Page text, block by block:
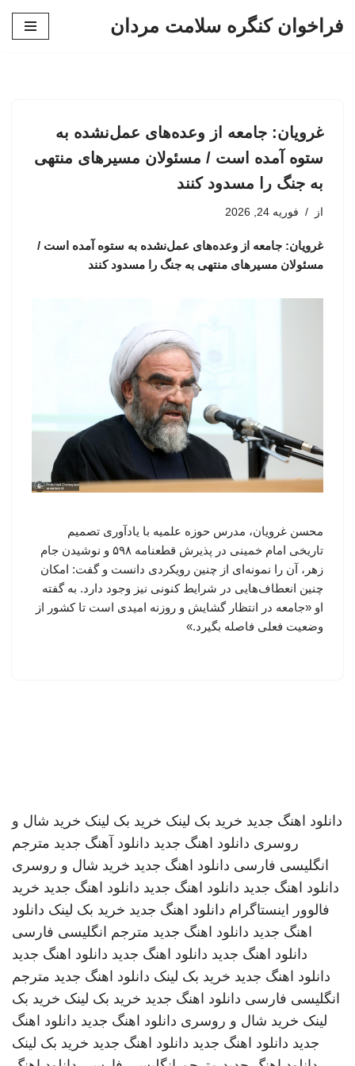
فراخوان کنگره سلامت مردان
غرویان: جامعه از وعده‌های عمل‌نشده به
ستوه آمده است / مسئولان مسیرهای منتهی
به جنگ را مسدود کنند
از فوریه 24, 2026
غرویان: جامعه از وعده‌های عمل‌نشده به ستوه آمده است /
مسئولان مسیرهای منتهی به جنگ را مسدود کنند
محسن غرویان، مدرس حوزه علمیه با یادآوری تصمیم
تاریخی امام خمینی در پذیرش قطعنامه ۵۹۸ و نوشیدن جام
زهر، آن را نمونه‌ای از چنین رویکردی دانست و گفت: امکان
چنین انعطاف‌هایی در شرایط کنونی نیز وجود دارد. به گفته
او «جامعه در انتظار گشایش و روزنه امیدی است تا کشور از
وضعیت فعلی فاصله بگیرد.»
دانلود اهنگ جدید خرید بک لینک خرید بک لینک خرید شال و
روسری دانلود اهنگ جدید دانلود آهنگ جدید مترجم
انگلیسی فارسی دانلود اهنگ جدید خرید شال و روسری
دانلود اهنگ جدید دانلود اهنگ جدید دانلود اهنگ جدید خرید
فالوور اینستاگرام دانلود اهنگ جدید خرید بک لینک دانلود
اهنگ جدید دانلود اهنگ جدید مترجم انگلیسی فارسی
دانلود اهنگ جدید دانلود اهنگ جدید دانلود اهنگ جدید
دانلود اهنگ جدید خرید بک لینک دانلود اهنگ جدید مترجم
انگلیسی فارسی دانلود اهنگ جدید خرید بک لینک خرید بک
لینک خرید شال و روسری دانلود اهنگ جدید دانلود اهنگ
جدید دانلود اهنگ جدید دانلود اهنگ جدید خرید بک لینک